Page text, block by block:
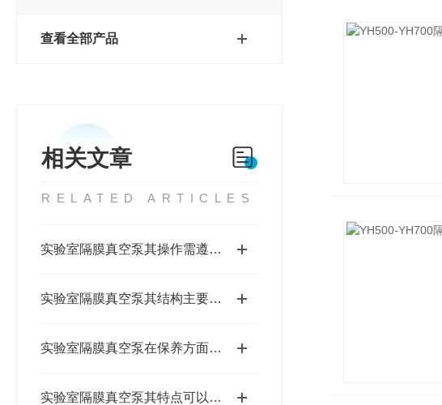
查看全部产品
相关文章
RELATED ARTICLES
实验室隔膜真空泵其操作需遵循以下步骤
实验室隔膜真空泵其结构主要由以下部分组成
实验室隔膜真空泵在保养方面有以下措施
实验室隔膜真空泵其特点可以从以下方面进行分析